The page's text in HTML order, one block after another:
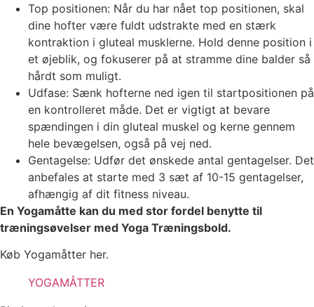
Top positionen: Når du har nået top positionen, skal
dine hofter være fuldt udstrakte med en stærk
kontraktion i gluteal musklerne. Hold denne position i
et øjeblik, og fokuserer på at stramme dine balder så
hårdt som muligt.
Udfase: Sænk hofterne ned igen til startpositionen på
en kontrolleret måde. Det er vigtigt at bevare
spændingen i din gluteal muskel og kerne gennem
hele bevægelsen, også på vej ned.
Gentagelse: Udfør det ønskede antal gentagelser. Det
anbefales at starte med 3 sæt af 10-15 gentagelser,
afhængig af dit fitness niveau.
En Yogamåtte kan du med stor fordel benytte til
træningsøvelser med Yoga Træningsbold.
Køb Yogamåtter her.
YOGAMÅTTER